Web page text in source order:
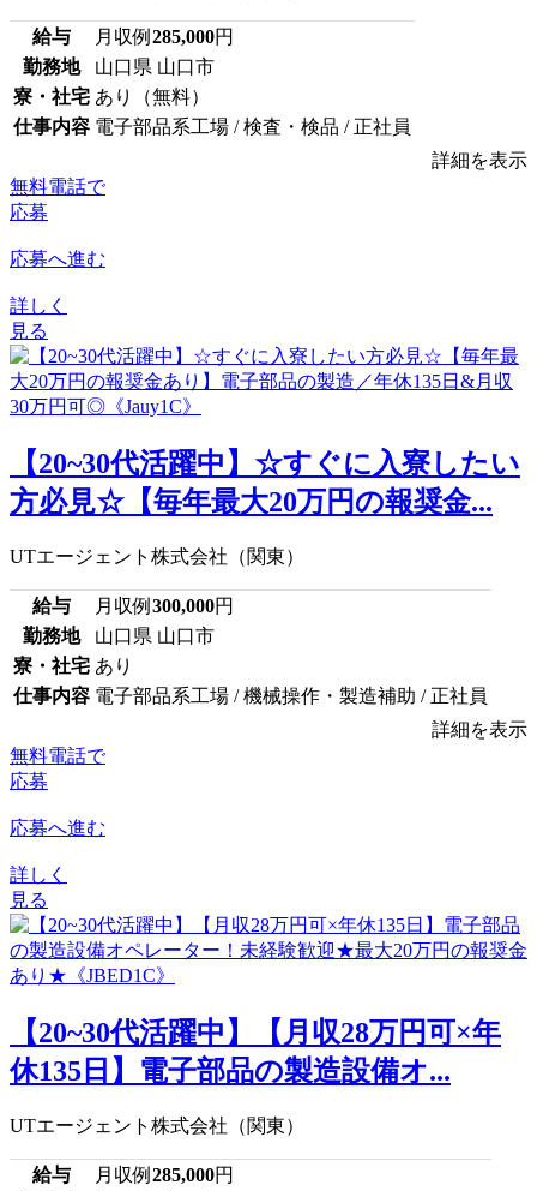
給与 月収例 285,000円
勤務地
山口県 山口市
寮・社宅 あり（無料）
仕事内容 電子部品系工場 / 検査・検品 / 正社員
詳細を表示
無料電話で
応募
応募へ進む
詳しく
見る
【20~30代活躍中】☆すぐに入寮したい
方必見☆【毎年最大20万円の報奨金...
UTエージェント株式会社（関東）
給与 月収例 300,000円
勤務地
山口県 山口市
寮・社宅 あり
仕事内容 電子部品系工場 / 機械操作・製造補助 / 正社員
詳細を表示
無料電話で
応募
応募へ進む
詳しく
見る
【20~30代活躍中】【月収28万円可×年
休135日】電子部品の製造設備オ...
UTエージェント株式会社（関東）
給与 月収例 285,000円